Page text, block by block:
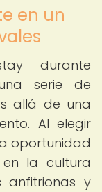
en un
durante
serie de
allá de una
Al elegir
oportunidad
la cultura
anfitrionas y